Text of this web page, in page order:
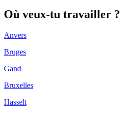
Où veux-tu travailler ?
Anvers
Bruges
Gand
Bruxelles
Hasselt